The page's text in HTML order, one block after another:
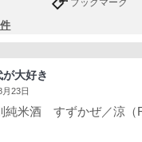
ブックマーク
が大好き
月23日
米酒 すずかぜ／涼（